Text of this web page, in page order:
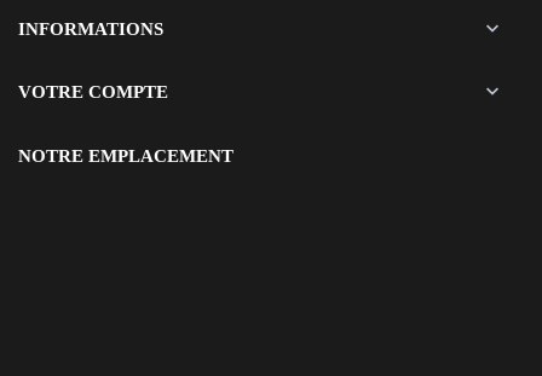
INFORMATIONS 
VOTRE COMPTE 
NOTRE EMPLACEMENT